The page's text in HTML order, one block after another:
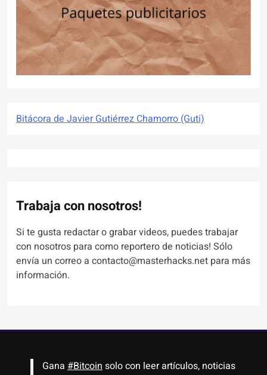
Bitácora de Javier Gutiérrez Chamorro (Guti)
Trabaja con nosotros!
Si te gusta redactar o grabar videos, puedes trabajar
con nosotros para como reportero de noticias! Sólo
envía un correo a contacto@masterhacks.net para más
información.
Gana #Bitcoinsolo con leer artículos, noticias